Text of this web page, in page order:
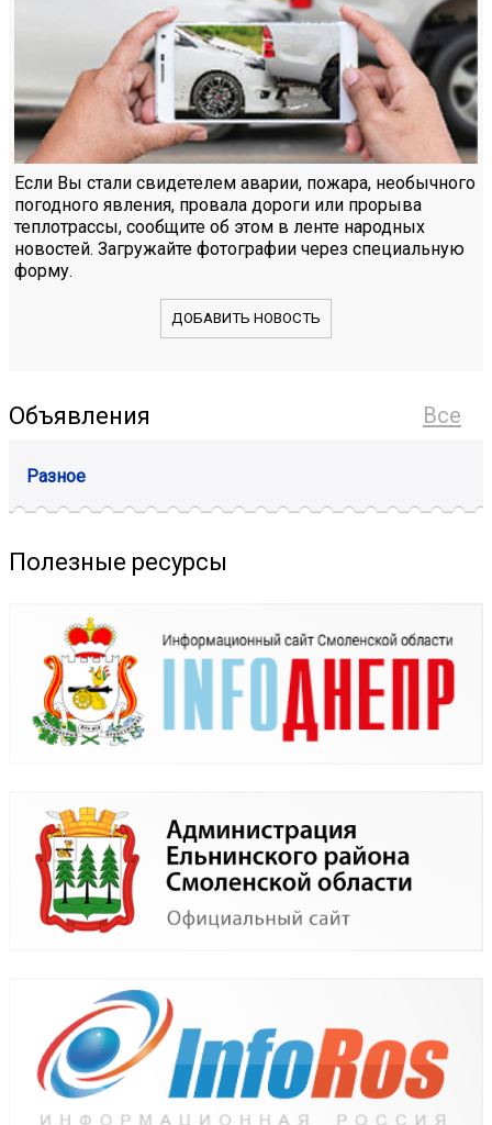
Если Вы стали свидетелем аварии, пожара, необычного
погодного явления, провала дороги или прорыва
теплотрассы, сообщите об этом в ленте народных
новостей. Загружайте фотографии через специальную
форму.
ДОБАВИТЬ НОВОСТЬ
Все
Объявления
Разное
Полезные ресурсы